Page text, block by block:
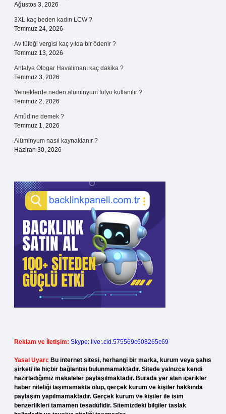
Ağustos 3, 2026
3XL kaç beden kadın LCW ?
Temmuz 24, 2026
Av tüfeği vergisi kaç yılda bir ödenir ?
Temmuz 13, 2026
Antalya Otogar Havalimanı kaç dakika ?
Temmuz 3, 2026
Yemeklerde neden alüminyum folyo kullanılır ?
Temmuz 2, 2026
Amûd ne demek ?
Temmuz 1, 2026
Alüminyum nasıl kaynaklanır ?
Haziran 30, 2026
Reklam ve İletişim: Skype: live:.cid.575569c608265c69
Yasal Uyarı: Bu internet sitesi, herhangi bir marka, kurum veya şahıs
şirketi ile hiçbir bağlantısı bulunmamaktadır. Sitede yalnızca kendi
hazırladığımız makaleler paylaşılmaktadır. Burada yer alan içerikler
haber niteliği taşımamakta olup, gerçek kurum ve kişiler hakkında
paylaşım yapılmamaktadır. Gerçek kurum ve kişiler ile isim
benzerlikleri tamamen tesadüfidir. Sitemizdeki bilgiler taslak